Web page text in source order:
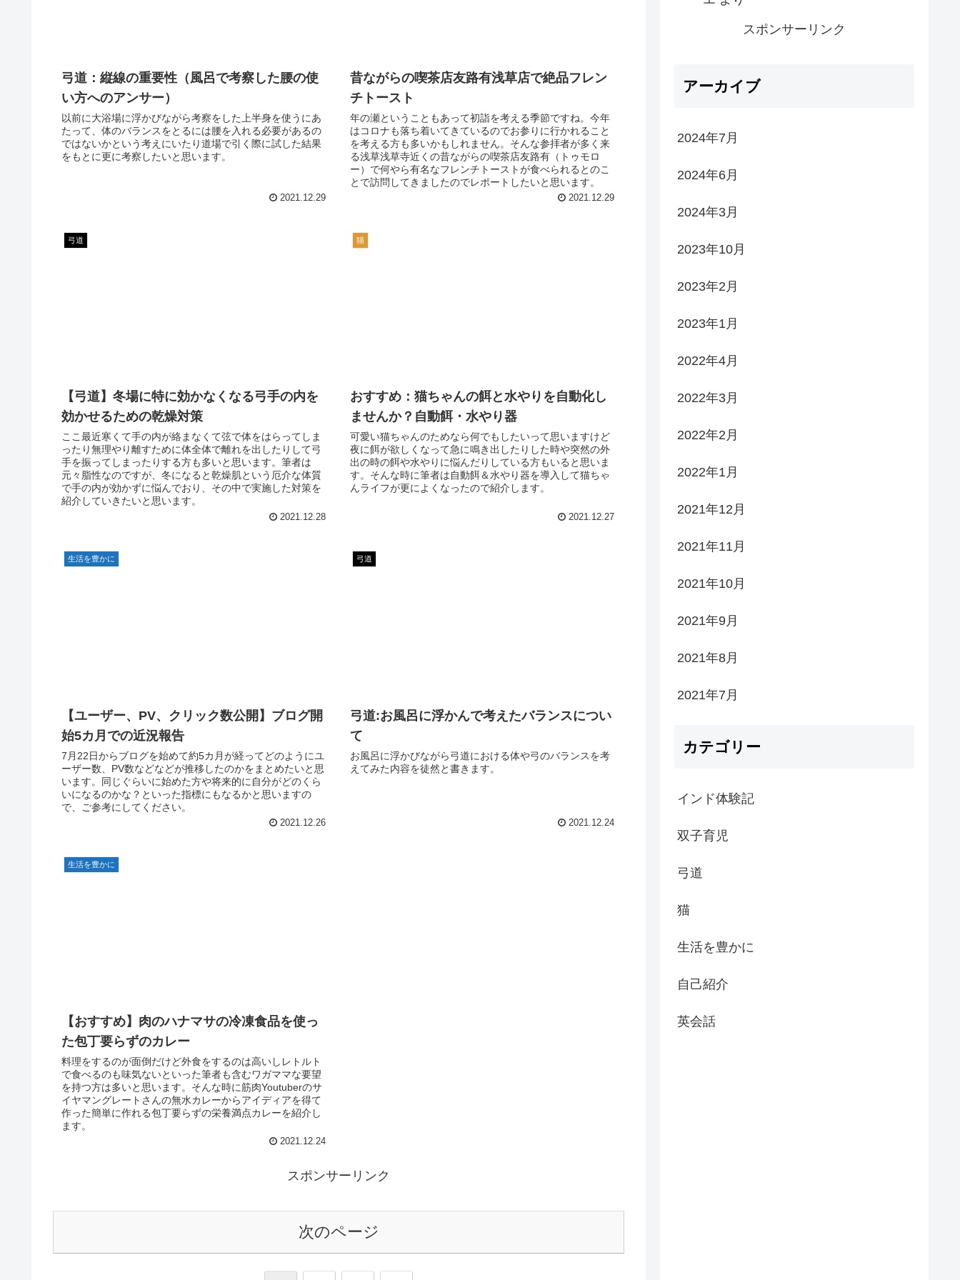
弓道：縦線の重要性（風呂で考察した腰の使
い方へのアンサー）
以前に大浴場に浮かびながら考察をした上半身を使うにあ
たって、体のバランスをとるには腰を入れる必要があるの
ではないかという考えにいたり道場で引く際に試した結果
をもとに更に考察したいと思います。
2021.12.29
昔ながらの喫茶店友路有浅草店で絶品フレン
チトースト
年の瀬ということもあって初詣を考える季節ですね。今年
はコロナも落ち着いてきているのでお参りに行かれること
を考える方も多いかもしれません。そんな参拝者が多く来
る浅草浅草寺近くの昔ながらの喫茶店友路有（トゥモロ
ー）で何やら有名なフレンチトーストが食べられるとのこ
とで訪問してきましたのでレポートしたいと思います。
2021.12.29
弓道
【弓道】冬場に特に効かなくなる弓手の内を
効かせるための乾燥対策
ここ最近寒くて手の内が絡まなくて弦で体をはらってしま
ったり無理やり離すために体全体で離れを出したりして弓
手を振ってしまったりする方も多いと思います。筆者は
元々脂性なのですが、冬になると乾燥肌という厄介な体質
で手の内が効かずに悩んでおり、その中で実施した対策を
紹介していきたいと思います。
2021.12.28
猫
おすすめ：猫ちゃんの餌と水やりを自動化し
ませんか？自動餌・水やり器
可愛い猫ちゃんのためなら何でもしたいって思いますけど
夜に餌が欲しくなって急に鳴き出したりした時や突然の外
出の時の餌や水やりに悩んだりしている方もいると思いま
す。そんな時に筆者は自動餌＆水やり器を導入して猫ちゃ
んライフが更によくなったので紹介します。
2021.12.27
生活を豊かに
【ユーザー、PV、クリック数公開】ブログ開
始5カ月での近況報告
7月22日からブログを始めて約5カ月が経ってどのようにユ
ーザー数、PV数などなどが推移したのかをまとめたいと思
います。同じぐらいに始めた方や将来的に自分がどのくら
いになるのかな？といった指標にもなるかと思いますの
で、ご参考にしてください。
2021.12.26
弓道
弓道:お風呂に浮かんで考えたバランスについ
て
お風呂に浮かびながら弓道における体や弓のバランスを考
えてみた内容を徒然と書きます。
2021.12.24
生活を豊かに
【おすすめ】肉のハナマサの冷凍食品を使っ
た包丁要らずのカレー
料理をするのが面倒だけど外食をするのは高いしレトルト
で食べるのも味気ないといった筆者も含むワガママな要望
を持つ方は多いと思います。そんな時に筋肉Youtuberのサ
イヤマングレートさんの無水カレーからアイディアを得て
作った簡単に作れる包丁要らずの栄養満点カレーを紹介し
ます。
2021.12.24
スポンサーリンク
次のページ
スポンサーリンク
アーカイブ
2024年7月
2024年6月
2024年3月
2023年10月
2023年2月
2023年1月
2022年4月
2022年3月
2022年2月
2022年1月
2021年12月
2021年11月
2021年10月
2021年9月
2021年8月
2021年7月
カテゴリー
インド体験記
双子育児
弓道
猫
生活を豊かに
自己紹介
英会話